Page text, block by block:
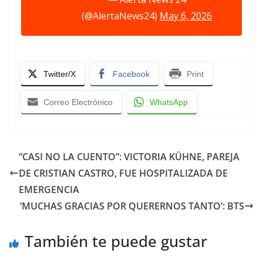
(@AlertaNews24) May 6, 2026
Twitter/X Facebook Print
Correo Electrónico WhatsApp
“CASI NO LA CUENTO”: VICTORIA KÜHNE, PAREJA
DE CRISTIAN CASTRO, FUE HOSPITALIZADA DE
EMERGENCIA
‘MUCHAS GRACIAS POR QUERERNOS TANTO’: BTS
También te puede gustar